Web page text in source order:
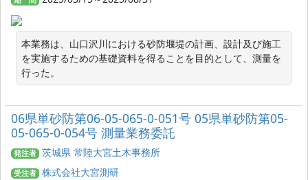
本業務は、山口沢川における砂防堰堤の計画、設計及び施工
を実施するための基礎資料を得ることを目的として、測量を
行った。
06県単砂防第06-05-065-0-051号 05県単砂防第05-
05-065-0-054号 測量業務委託
発注者 茨城県 常陸大宮土木事務所
受注者 株式会社大宮測研